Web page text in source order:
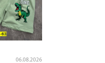
06.08.2026